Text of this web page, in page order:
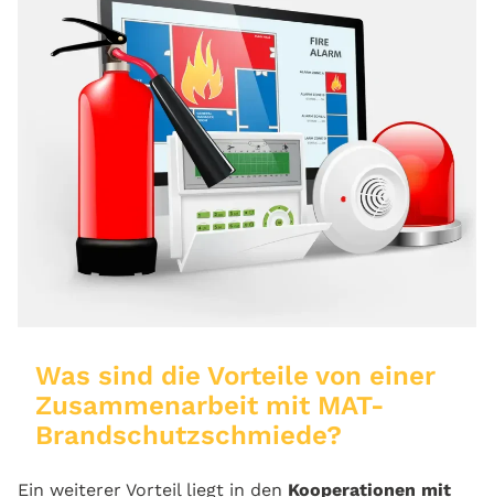
Was sind die Vorteile von einer
Zusammenarbeit mit MAT-
Brandschutzschmiede?
Ein weiterer Vorteil liegt in den Kooperationen mit